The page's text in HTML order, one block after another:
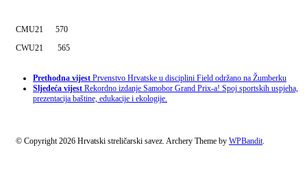
CMU21 570
CWU21 565
Prethodna vijest Prvenstvo Hrvatske u disciplini Field održano na Žumberku
Sljedeća vijest Rekordno izdanje Samobor Grand Prix-a! Spoj sportskih uspjeha,
prezentacija baštine, edukacije i ekologije.
© Copyright 2026 Hrvatski streličarski savez. Archery Theme by WPBandit.